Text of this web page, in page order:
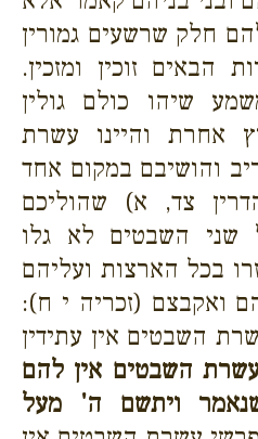
חלק שרשעים גמורין
הבאים זוכין ומזכין.
שיהו כולם גולין
אחרת והיינו עשרת
והושיבם במקום אחד
צד, א) שהוליכם
שני השבטים לא גלו
בכל הארצות ועליהם
ואקבצם (זכריה י ח):
השבטים אין עתידין
השבטים אין להם
ויתשם ה' מעל